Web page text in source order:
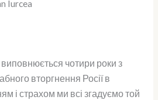
Iurcea
чотири роки з
вторгнення Росії в
і страхом ми всі згадуємо той